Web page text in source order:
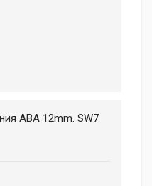
ABA 12mm. SW7